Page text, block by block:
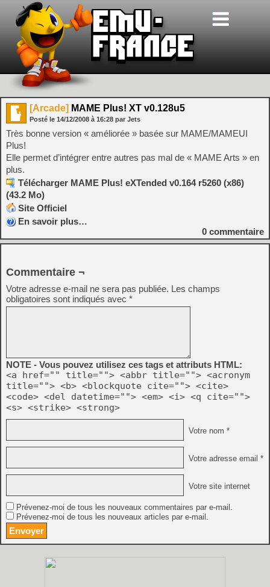
[Arcade] MAME Plus! XT v0.128u5
Posté le 14/12/2008 à 16:28 par Jets
Très bonne version « améliorée » basée sur MAME/MAMEUI
Plus!
Elle permet d’intégrer entre autres pas mal de « MAME Arts » en
plus.
Télécharger MAME Plus! eXTended v0.164 r5260 (x86)
(43.2 Mo)
Site Officiel
En savoir plus…
0 commentaire
Commentaire ¬
Votre adresse e-mail ne sera pas publiée. Les champs
obligatoires sont indiqués avec *
NOTE - Vous pouvez utilisez ces tags et attributs HTML:
<a href="" title=""> <abbr title=""> <acronym
title=""> <b> <blockquote cite=""> <cite>
<code> <del datetime=""> <em> <i> <q cite="">
<s> <strike> <strong>
Votre nom *
Votre adresse email *
Votre site internet
Prévenez-moi de tous les nouveaux commentaires par e-mail.
Prévenez-moi de tous les nouveaux articles par e-mail.